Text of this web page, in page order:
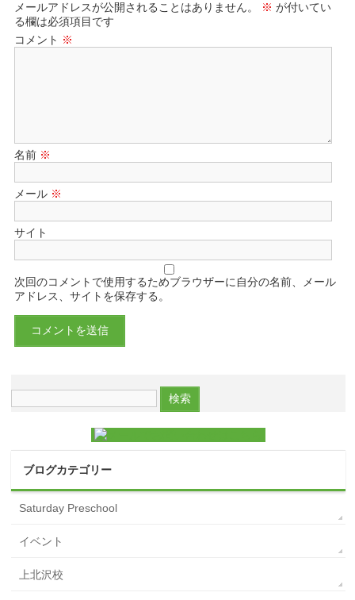
メールアドレスが公開されることはありません。 ※ が付いてい
る欄は必須項目です
コメント ※
名前 ※
メール ※
サイト
次回のコメントで使用するためブラウザーに自分の名前、メール
アドレス、サイトを保存する。
ブログカテゴリー
Saturday Preschool
イベント
上北沢校